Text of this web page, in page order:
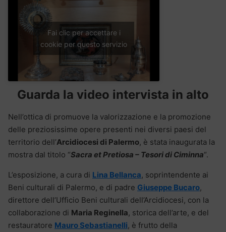
Fai clic per accettare i
cookie per questo servizio
Guarda la video intervista in alto
Nell’ottica di promuove la valorizzazione e la promozione
delle preziosissime opere presenti nei diversi paesi del
territorio dell’Arcidiocesi di Palermo, è stata inaugurata la
mostra dal titolo “Sacra et Pretiosa – Tesori di Ciminna“.
L’esposizione, a cura di Lina Bellanca, soprintendente ai
Beni culturali di Palermo, e di padre Giuseppe Bucaro,
direttore dell’Ufficio Beni culturali dell’Arcidiocesi, con la
collaborazione di Maria Reginella, storica dell’arte, e del
restauratore Mauro Sebastianelli, è frutto della